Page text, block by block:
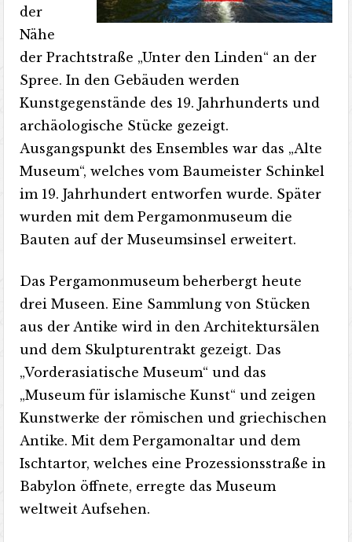
der
Nähe
der Prachtstraße „Unter den Linden“ an der
Spree. In den Gebäuden werden
Kunstgegenstände des 19. Jahrhunderts und
archäologische Stücke gezeigt.
Ausgangspunkt des Ensembles war das „Alte
Museum“, welches vom Baumeister Schinkel
im 19. Jahrhundert entworfen wurde. Später
wurden mit dem Pergamonmuseum die
Bauten auf der Museumsinsel erweitert.
Das Pergamonmuseum beherbergt heute
drei Museen. Eine Sammlung von Stücken
aus der Antike wird in den Architektursälen
und dem Skulpturentrakt gezeigt. Das
„Vorderasiatische Museum“ und das
„Museum für islamische Kunst“ und zeigen
Kunstwerke der römischen und griechischen
Antike. Mit dem Pergamonaltar und dem
Ischtartor, welches eine Prozessionsstraße in
Babylon öffnete, erregte das Museum
weltweit Aufsehen.